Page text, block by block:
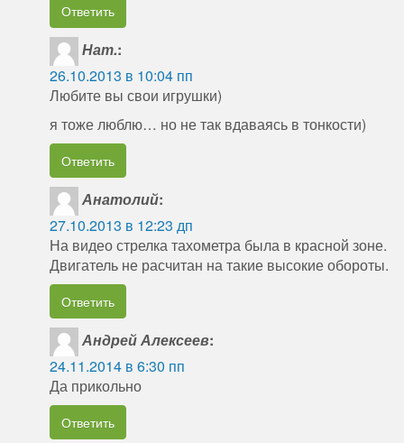
Ответить
Нат.:
26.10.2013 в 10:04 пп
Любите вы свои игрушки)
я тоже люблю… но не так вдаваясь в тонкости)
Ответить
Анатолий:
27.10.2013 в 12:23 дп
На видео стрелка тахометра была в красной зоне.
Двигатель не расчитан на такие высокие обороты.
Ответить
Андрей Алексеев:
24.11.2014 в 6:30 пп
Да прикольно
Ответить